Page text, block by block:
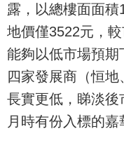
露，以總樓面面
地價僅3522元，
能夠以低市場預
四家發展商（恒
長實更低，睇淡
月時有份入標的嘉